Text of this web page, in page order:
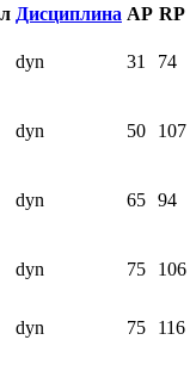
Дисциплина AP RP
dyn 31 74
dyn 50 107
dyn 65 94
dyn 75 106
dyn 75 116